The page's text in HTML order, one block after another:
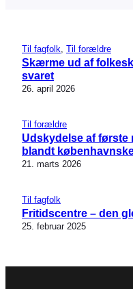
Til fagfolk Til forældre
Skærme ud af
svaret
26. april 2026
Til forældre
Udskydelse af første
blandt
21. marts 2026
Til fagfolk
Fritidscentre – den
25. februar 2025